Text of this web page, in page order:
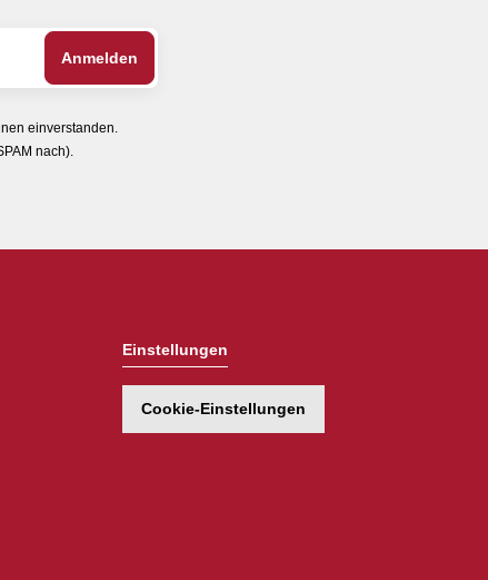
einverstanden.
nach).
Einstellungen
Cookie-Einstellungen